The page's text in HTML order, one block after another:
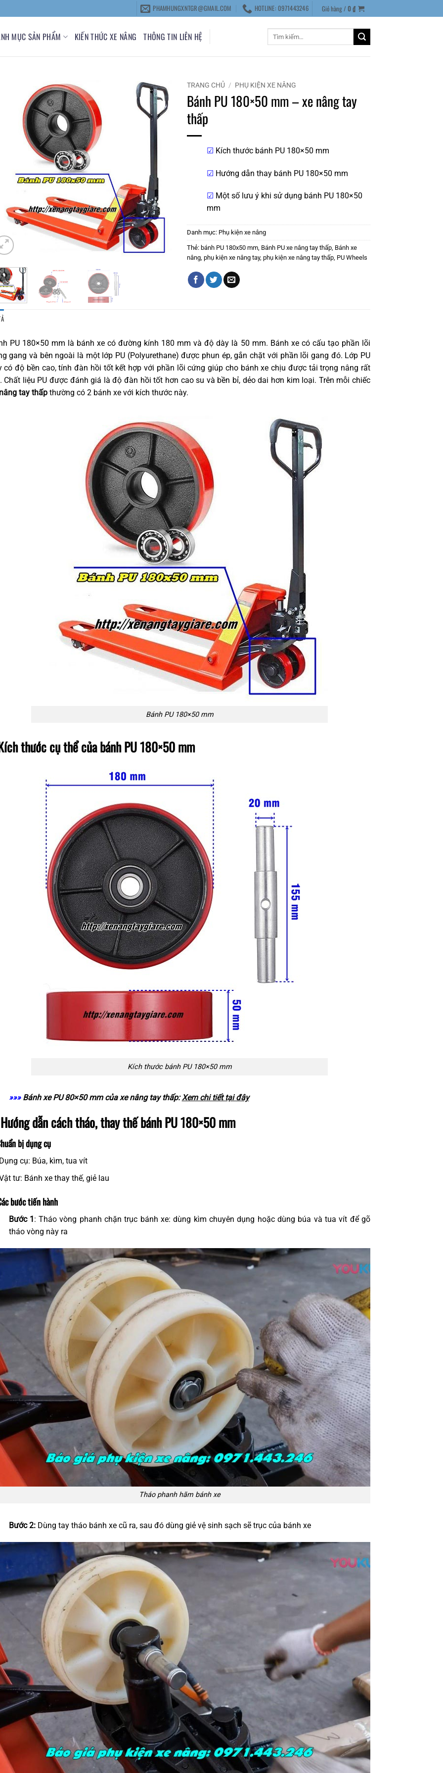
PHAMHUNGXNTGR@GMAIL.COM HOTLINE: 0971443246 Giỏ hàng /0₫
MỤC SẢN PHẨM KIẾN THỨC XE NÂNG THÔNG TIN LIÊN HỆ
TRANG CHỦ / PHỤ KIỆN XE NÂNG
Bánh PU 180×50 mm – xe nâng tay
thấp
☑ Kích thước bánh PU 180×50 mm
☑ Hướng dẫn thay bánh PU 180×50 mm
☑ Một số lưu ý khi sử dụng bánh PU 180×50
mm
Danh mục: Phụ kiện xe nâng
Thẻ: bánh PU 180x50 mm, Bánh PU xe nâng tay thấp, Bánh xe
nâng,phụ kiện xe nâng tay,phụ kiện xe nâng tay thấp, PU Wheels
PU 180×50 mm là bánh xe có đường kính 180 mm và độ dày là 50 mm. Bánh xe có cấu tạo phần lõi
gang và bên ngoài là một lớp PU (Polyurethane) được phun ép, gắn chặt với phần lõi gang đó. Lớp PU
có độ bền cao, tính đàn hồi tốt kết hợp với phần lõi cứng giúp cho bánh xe chịu được tải trọng nâng rất
Chất liệu PU được đánh giá là độ đàn hồi tốt hơn cao su và bền bỉ, dẻo dai hơn kim loại. Trên mỗi chiếc
tay thấpthường có 2 bánh xe với kích thước này.
Bánh PU 180×50 mm
thước cụ thể của bánh PU 180×50 mm
Kích thước bánh PU 180×50 mm
»»»Bánh xe PU 80×50 mm của xe nâng tay thấp:Xem chi tiết tại đây
dẫn cách tháo, thay thế bánh PU 180×50 mm
bị dụng cụ
cụ: Búa, kìm, tua vít
tư: Bánh xe thay thế, giẻ lau
bước tiến hành
Bước 1: Tháo vòng phanh chặn trục bánh xe: dùng kìm chuyên dụng hoặc dùng búa và tua vít để gõ
tháo vòng này ra
Tháo phanh hãm bánh xe
Bước 2:Dùng tay tháo bánh xe cũ ra, sau đó dùng giẻ vệ sinh sạch sẽ trục của bánh xe